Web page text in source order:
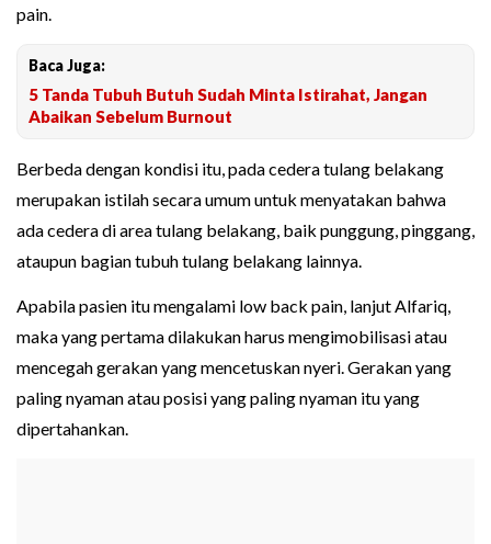
pain.
Baca Juga:
5 Tanda Tubuh Butuh Sudah Minta Istirahat, Jangan
Abaikan Sebelum Burnout
Berbeda dengan kondisi itu, pada cedera tulang belakang
merupakan istilah secara umum untuk menyatakan bahwa
ada cedera di area tulang belakang, baik punggung, pinggang,
ataupun bagian tubuh tulang belakang lainnya.
Apabila pasien itu mengalami low back pain, lanjut Alfariq,
maka yang pertama dilakukan harus mengimobilisasi atau
mencegah gerakan yang mencetuskan nyeri. Gerakan yang
paling nyaman atau posisi yang paling nyaman itu yang
dipertahankan.